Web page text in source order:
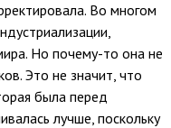
Во многом
Но почему-то она не
Это не значит, что
была перед
лучше, поскольку